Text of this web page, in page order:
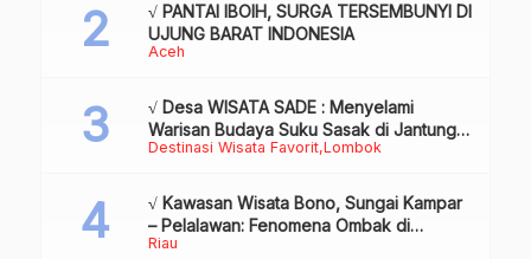
Aceh
√ PANTAI IBOIH, SURGA TERSEMBUNYI DI
UJUNG BARAT INDONESIA
Destinasi Wisata Favorit Lombok
√ Desa WISATA SADE : Menyelami
Warisan Budaya Suku Sasak di Jantung
Lombok
Riau
√ Kawasan Wisata Bono, Sungai Kampar
– Pelalawan: Fenomena Ombak di
Tengah Sungai yang Mendunia, Review